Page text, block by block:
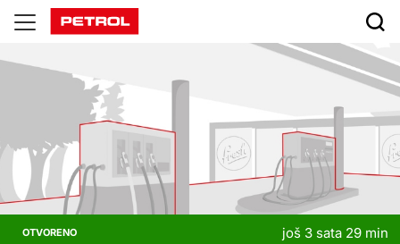
Prodajna
mjesta
OTVORENO još 3 sata 29 min